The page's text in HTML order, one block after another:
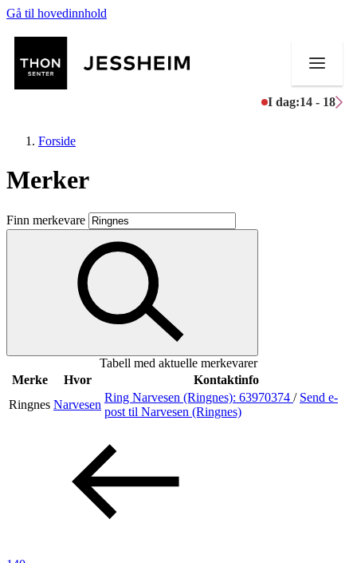
Gå til hovedinnhold
I dag:14 - 18
Butikker
Mat og drikke
Aktiviteter
Inspirasjon
Åpningstider
Forside
Merker
Finn merkevare
Tabell med aktuelle merkevarer
Merke
Hvor
Kontaktinfo
Ringnes Narvesen
Ring Narvesen (Ringnes): 63970374 / Send e-
post til Narvesen (Ringnes)